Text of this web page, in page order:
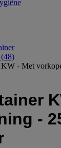
(48)
- Met
-